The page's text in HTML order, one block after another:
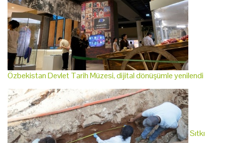
Özbekistan Devlet Tarih Müzesi, dijital dönüşümle yenilendi
Sıtkı